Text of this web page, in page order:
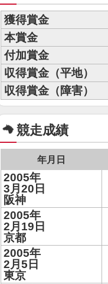
獲得賞金
本賞金
付加賞金
収得賞金（平地）
収得賞金（障害）
競走成績
年月日
2005年
3月20日
阪神
2005年
2月19日
京都
2005年
2月5日
東京